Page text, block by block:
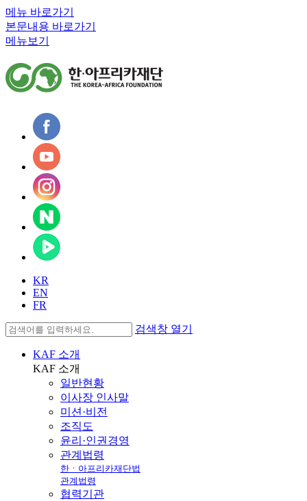
메뉴 바로가기
본문내용 바로가기
메뉴보기
KR
EN
FR
검색창 열기
KAF 소개
KAF 소개
일반현황
이사장 인사말
미션·비전
조직도
윤리·인권경영
관계법령
한ㆍ아프리카재단법
관계법령
협력기관